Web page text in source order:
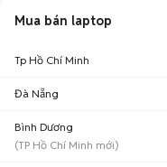
Mua bán laptop
Tp Hồ Chí Minh
Đà Nẵng
Bình Dương
(TP Hồ Chí Minh mới)